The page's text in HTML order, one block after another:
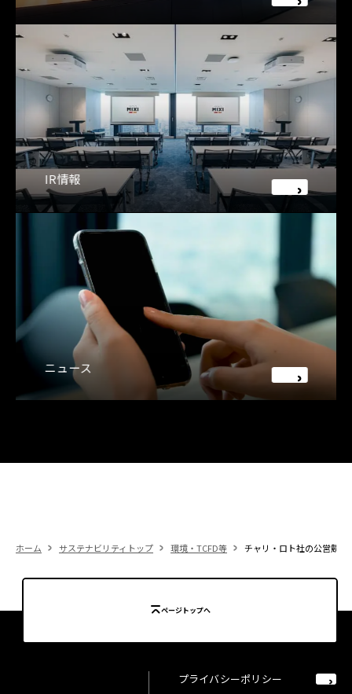
IR情報
ニュース
ホーム サステナビリティトップ 環境・TCFD等 チャリ・ロト社の公営競技
ページトップへ
プライバシーポリシー